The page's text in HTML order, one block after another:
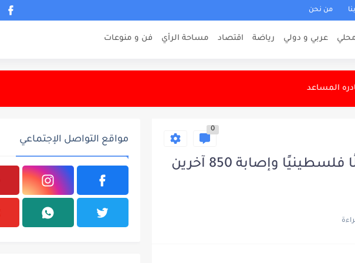
من نحن
عربي و دولي رياضة اقتصاد مساحة الرأي فن و منوعات
لطلبة السادس الإعدادي الراسبين بمادة...
المساعد
0
اليونيسيف: استشهاد 70 طفلًا فلسطينيًا وإصابة 850 آخرين
مواقع التواصل الإجتماعي